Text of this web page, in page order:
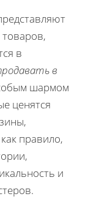
в
в
шармом
ценятся
правило,
и